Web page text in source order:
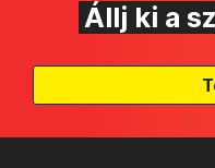
Állj ki a